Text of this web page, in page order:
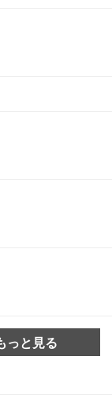
っと見る